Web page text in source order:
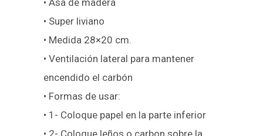
• Asa de madera
• Super liviano
• Medida 28×20 cm.
• Ventilación lateral para mantener
encendido el carbón
• Formas de usar:
• 1- Coloque papel en la parte inferior